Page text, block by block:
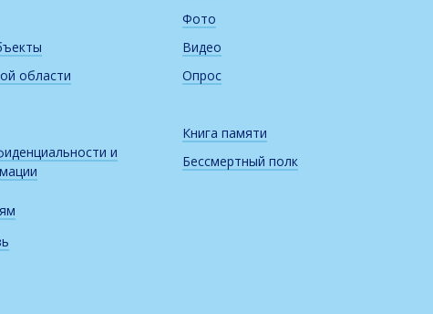
области
и
Фото
Видео
Опрос
Книга памяти
Бессмертный полк